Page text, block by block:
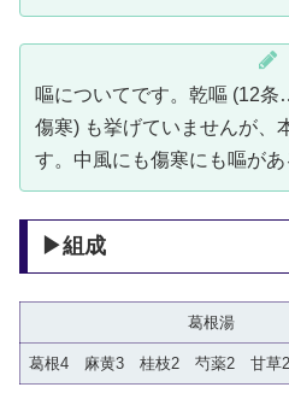
嘔についてです。乾嘔 (12
傷寒) も挙げていませんが、
す。中風にも傷寒にも嘔があ
▶組成
葛根湯
葛根4 麻黄3 桂枝2 芍薬2 甘草